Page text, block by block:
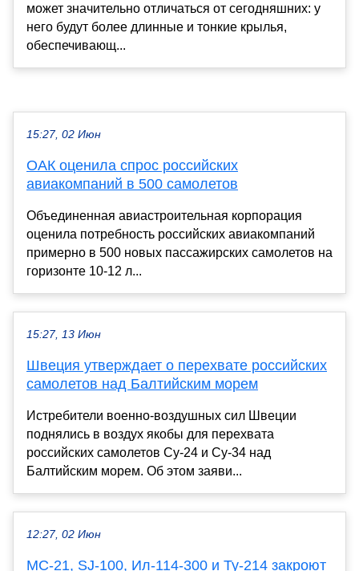
может значительно отличаться от сегодняшних: у
него будут более длинные и тонкие крылья,
обеспечивающ...
15:27, 02 Июн
ОАК оценила спрос российских
авиакомпаний в 500 самолетов
Объединенная авиастроительная корпорация
оценила потребность российских авиакомпаний
примерно в 500 новых пассажирских самолетов на
горизонте 10-12 л...
15:27, 13 Июн
Швеция утверждает о перехвате российских
самолетов над Балтийским морем
Истребители военно-воздушных сил Швеции
поднялись в воздух якобы для перехвата
российских самолетов Су-24 и Су-34 над
Балтийским морем. Об этом заяви...
12:27, 02 Июн
МС-21, SJ-100, Ил-114-300 и Ту-214 закроют